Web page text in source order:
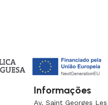
Informações
Av. Saint Georges Les